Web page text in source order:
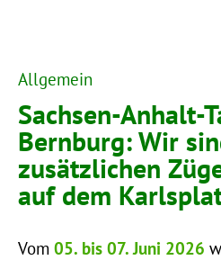
Allgemein
Sachsen-Anhalt-
Bernburg: Wir
zusätzlichen
auf dem
Vom 05. bis 07. Juni 2026